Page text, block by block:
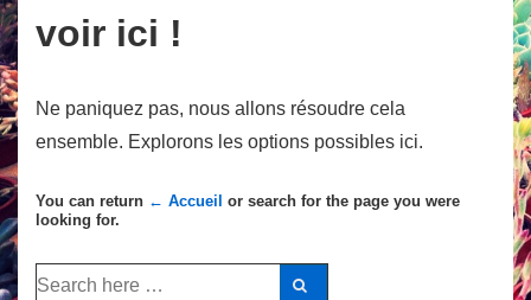
voir ici !
Ne paniquez pas, nous allons résoudre cela
ensemble. Explorons les options possibles ici.
You can return ← Accueil or search for the page you were
looking for.
Recherche